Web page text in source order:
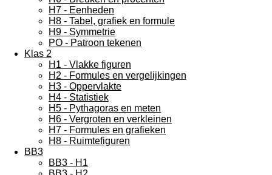
H7 - Eenheden
H8 - Tabel, grafiek en formule
H9 - Symmetrie
PO - Patroon tekenen
Klas 2
H1 - Vlakke figuren
H2 - Formules en vergelijkingen
H3 - Oppervlakte
H4 - Statistiek
H5 - Pythagoras en meten
H6 - Vergroten en verkleinen
H7 - Formules en grafieken
H8 - Ruimtefiguren
BB3
BB3 - H1